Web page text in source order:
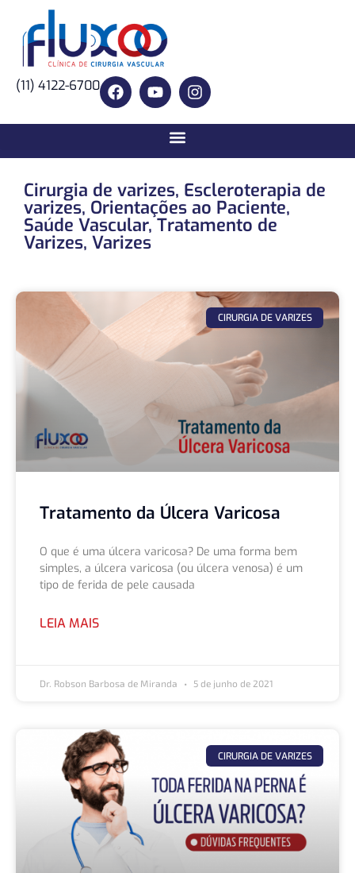
(11) 4122-6700
Cirurgia de varizes, Escleroterapia de
varizes, Orientações ao Paciente,
Saúde Vascular,Tratamento de
Varizes, Varizes
CIRURGIA DE VARIZES
Tratamento da Úlcera Varicosa
O que é uma úlcera varicosa? De uma forma bem
simples, a úlcera varicosa (ou úlcera venosa) é um
tipo de ferida de pele causada
LEIA MAIS
Dr. Robson Barbosa de Miranda 5 de junho de 2021
CIRURGIA DE VARIZES